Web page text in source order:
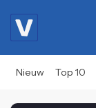
Nieuw Top 10